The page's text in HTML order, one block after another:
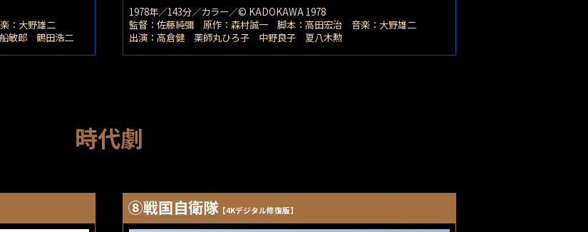
：大野雄二
敏郎 鶴田浩二
1978年／143分／カラー／© KADOKAWA 1978
監督：佐藤純彌 原作：森村誠一 脚本：高田宏治 音楽：大野雄二
出演：高倉健 薬師丸ひろ子 中野良子 夏八木勲
時代劇
⑧戦国自衛隊 【4Kデジタル修復版】